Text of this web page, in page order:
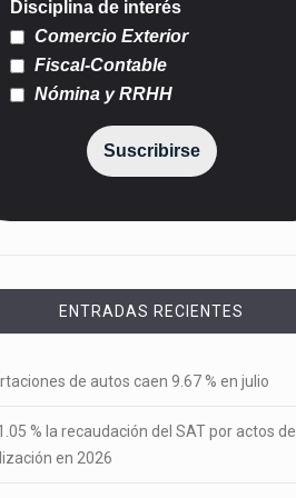
Disciplina de interés
Comercio Exterior
Fiscal-Contable
Nómina y RRHH
Suscribirse
ENTRADAS RECIENTES
de autos caen 9.67 % en julio
% la recaudación del SAT por actos de
en 2026